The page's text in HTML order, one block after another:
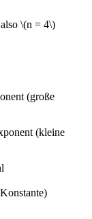
\(n = 4\)
(große
(kleine